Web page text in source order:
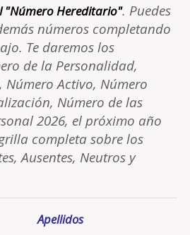
"Número Hereditario". Puedes
números completando
Te daremos los
de la Personalidad,
Número Activo, Número
Número de las
2026, el próximo año
completa sobre los
Ausentes, Neutros y
Apellidos